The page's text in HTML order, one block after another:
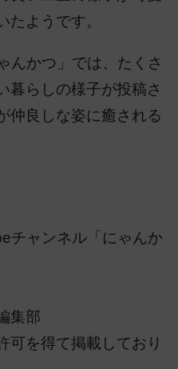
たようです。
んかつ」では、たくさ
暮らしの様子が投稿さ
仲良しな姿に癒される
チャンネル「にゃんか
集部
を得て掲載しており